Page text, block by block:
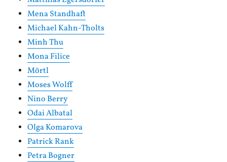
Mena Standhaft
Michael Kahn-Tholts
Minh Thu
Mona Filice
Mörtl
Moses Wolff
Nino Berry
Odai Albatal
Olga Komarova
Patrick Rank
Petra Bogner